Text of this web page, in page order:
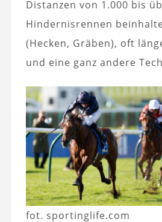
Distanzen von 1.000 bis
Hindernisrennen
(Hecken, Gräben), oft
und eine ganz andere
fot. sportinglife.com